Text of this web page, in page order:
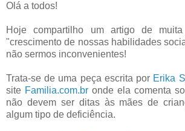
Olá a todos!
Hoje compartilho um artigo de
"crescimento de nossas habilidades
não sermos inconvenientes!
Trata-se de uma peça escrita por Erika
site Familia.com.br onde ela comenta
não devem ser ditas às mães de
algum tipo de deficiência.